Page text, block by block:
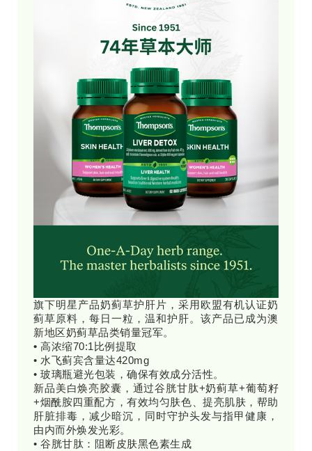
旗下明星产品奶蓟草护肝片，采用欧盟有机认证奶
蓟草原料，每日一粒，温和护肝。该产品已成为澳
新地区奶蓟草品类销量冠军。
• 高浓缩70:1比例提取
• 水飞蓟宾含量达420mg
• 玻璃瓶避光包装，确保有效成分活性。
新品美白焕亮胶囊，通过谷胱甘肽+奶蓟草+葡萄籽
+烟酰胺四重配方，有效均匀肤色、提亮肌肤，帮助
肝脏排毒，减少暗沉，同时守护头发与指甲健康，
由内而外焕发光彩。
• 谷胱甘肽：阻断皮肤黑色素生成